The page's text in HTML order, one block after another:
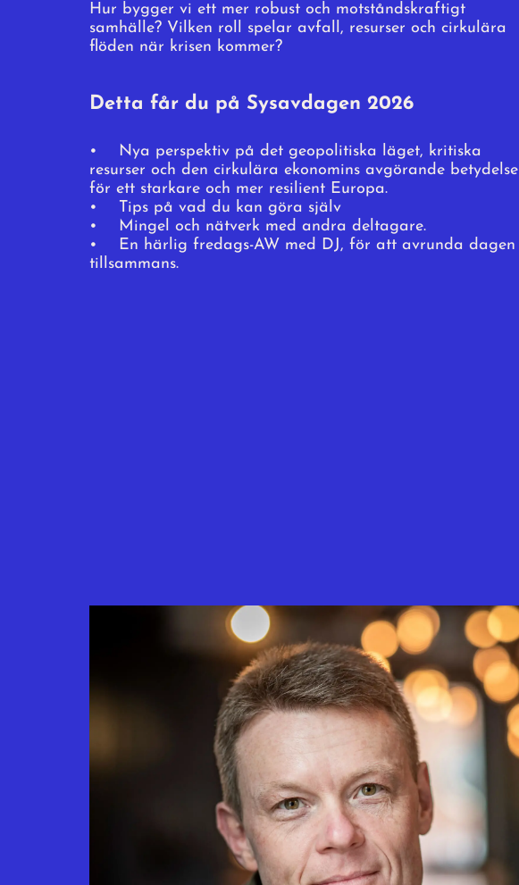
Hur bygger vi ett mer robust och motståndskraftigt
samhälle? Vilken roll spelar avfall, resurser och cirkulära
flöden när krisen kommer?
Detta får du på Sysavdagen 2026
• Nya perspektiv på det geopolitiska läget, kritiska
resurser och den cirkulära ekonomins avgörande betydelse
för ett starkare och mer resilient Europa.
• Tips på vad du kan göra själv
• Mingel och nätverk med andra deltagare.
• En härlig fredags-AW med DJ, för att avrunda dagen
tillsammans.